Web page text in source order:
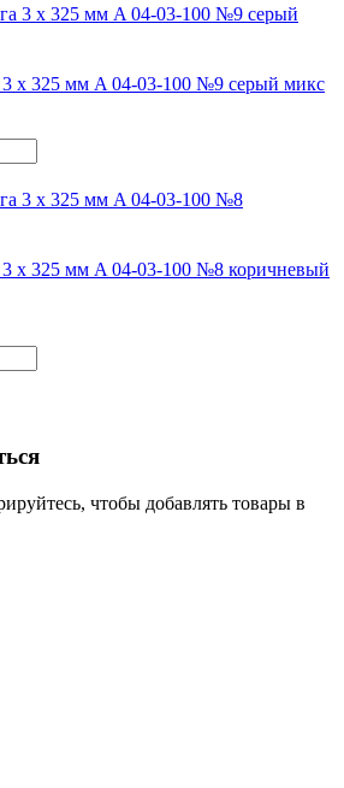
3 x 325 мм A 04-03-100 №9 серый микс
3 x 325 мм A 04-03-100 №8 коричневый
чтобы добавлять товары в